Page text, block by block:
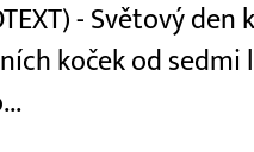
- Světový
koček od